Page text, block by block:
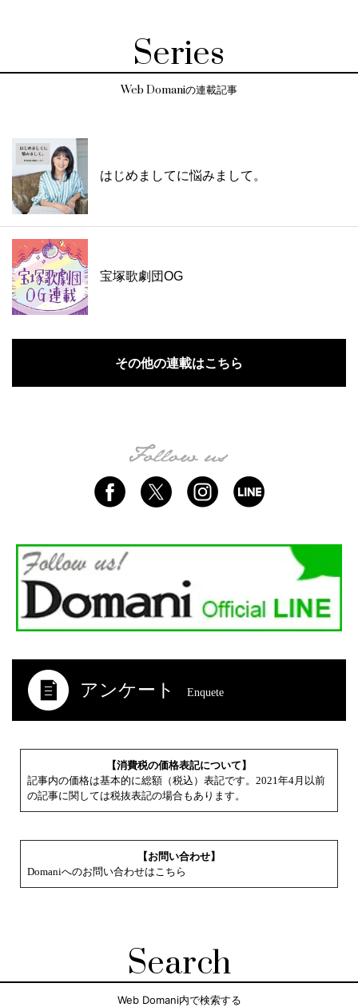
Series
Web Domaniの連載記事
はじめましてに悩みまして。
宝塚歌劇団OG
その他の連載はこちら
アンケート Enquete
【消費税の価格表記について】
記事内の価格は基本的に総額（税込）表記です。2021年4月以前
の記事に関しては税抜表記の場合もあります。
【お問い合わせ】
Domaniへのお問い合わせはこちら
Search
Web Domani内で検索する